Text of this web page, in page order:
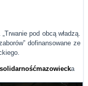
pod obcą władzą.
dofinansowane ze
a